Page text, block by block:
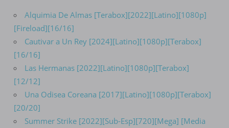
Alquimia De Almas [Terabox][2022][Latino][1080p]
[Fireload][16/16]
Cautivar a Un Rey [2024][Latino][1080p][Terabox]
[16/16]
Las Hermanas [2022][Latino][1080p][Terabox]
[12/12]
Una Odisea Coreana [2017][Latino][1080p][Terabox]
[20/20]
Summer Strike [2022][Sub-Esp][720][Mega] [Media